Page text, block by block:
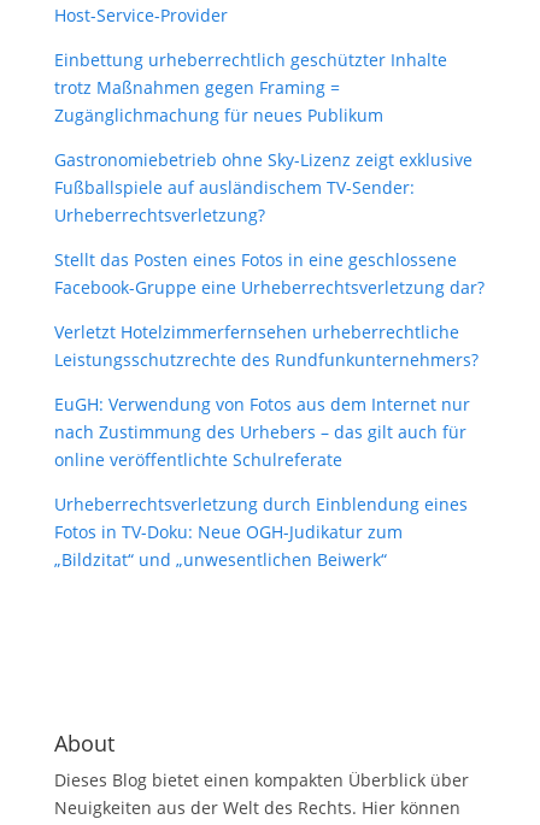
Host-Service-Provider
Einbettung urheberrechtlich geschützter Inhalte
trotz Maßnahmen gegen Framing =
Zugänglichmachung für neues Publikum
Gastronomiebetrieb ohne Sky-Lizenz zeigt exklusive
Fußballspiele auf ausländischem TV-Sender:
Urheberrechtsverletzung?
Stellt das Posten eines Fotos in eine geschlossene
Facebook-Gruppe eine Urheberrechtsverletzung dar?
Verletzt Hotelzimmerfernsehen urheberrechtliche
Leistungsschutzrechte des Rundfunkunternehmers?
EuGH: Verwendung von Fotos aus dem Internet nur
nach Zustimmung des Urhebers – das gilt auch für
online veröffentlichte Schulreferate
Urheberrechtsverletzung durch Einblendung eines
Fotos in TV-Doku: Neue OGH-Judikatur zum
„Bildzitat“ und „unwesentlichen Beiwerk“
About
Dieses Blog bietet einen kompakten Überblick über
Neuigkeiten aus der Welt des Rechts. Hier können